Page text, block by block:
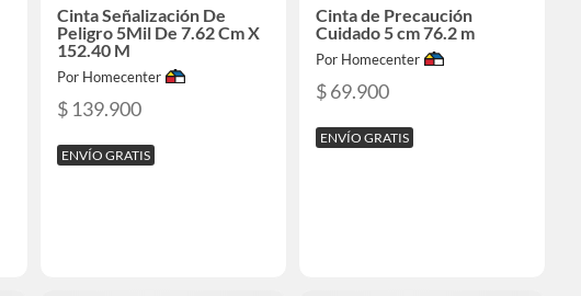
Cinta Señalización De
Peligro 5Mil De 7.62 Cm X
152.40 M
Por Homecenter
$ 139.900
ENVÍO GRATIS
Cinta de Precaución
Cuidado 5 cm 76.2 m
Por Homecenter
$ 69.900
ENVÍO GRATIS